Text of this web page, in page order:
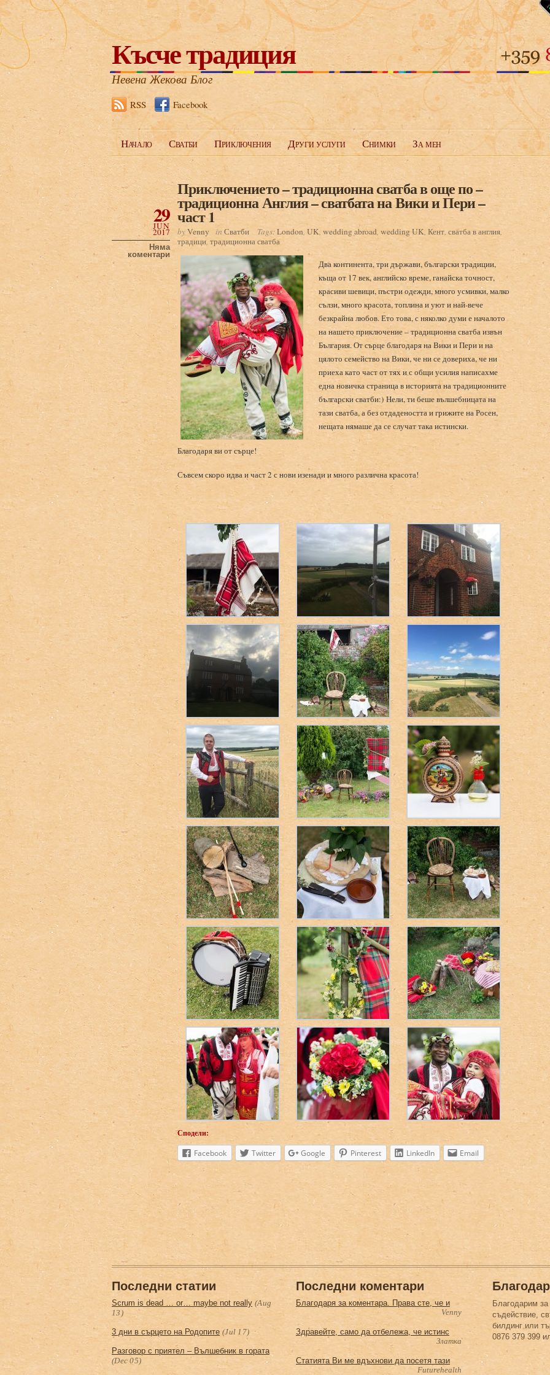
Късче традиция
Невена Жекова Блог
RSS Facebook
Начало Сватби Приключения Други услуги Снимки За мен
Приключението – традиционна сватба в още по –
традиционна Англия – сватбата на Вики и Пери –
част 1
29
JUN
2017
Няма
коментари
byVenny in Сватби Tags:London, UK, wedding abroad, wedding UK, Кент, сватба в англия,
традици, традиционна сватба
Два континента, три държави, български традиции,
къща от 17 век, английско време, ганайска точност,
красиви шевици, пъстри одежди, много усмивки, малко
сълзи, много красота, топлина и уют и най-вече
безкрайна любов. Ето това, с няколко думи е началото
на нашето приключение – традиционна сватба извън
България. От сърце благодаря на Вики и Пери и на
цялото семейство на Вики, че ни се довериха, че ни
приеха като част от тях и с общи усилия написахме
една новичка страница в историята на традиционните
български сватби:) Нели, ти беше вълшебницата на
тази сватба, а без отдадеността и грижите на Росен,
нещата нямаше да се случат така истински.
Благодаря ви от сърце!
Съвсем скоро идва и част 2 с нови изенади и много различна красота!
Сподели:
Facebook
Twitter Google Pinterest LinkedIn Email
Последни статии
Scrum is dead … or… maybe not really (Aug
13)
3 дни в сърцето на Родопите (Jul 17)
Разговор с приятел – Вълшебник в горатa
(Dec 05)
Последни коментари
Благодаря за коментара. Права сте, че и
Venny
Здравейте, само да отбележа, че истинс
Златка
Статията Ви ме вдъхнови да посетя тази
Futurehealth
Благодарим
съдействие,
билдинг или
0876 379 399